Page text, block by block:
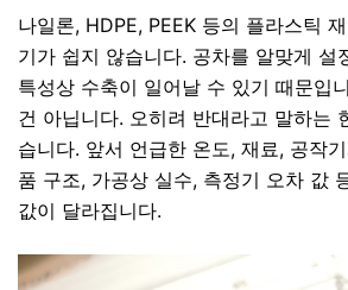
나일론, HDPE, PEEK 등의 플라스틱
기가 쉽지 않습니다. 공차를 알맞게 설
특성상 수축이 일어날 수 있기 때문입
건 아닙니다. 오히려 반대라고 말하는
습니다. 앞서 언급한 온도, 재료, 공작
품 구조, 가공상 실수, 측정기 오차 값
값이 달라집니다.